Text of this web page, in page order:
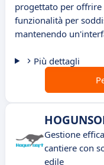
progettato per
funzionalità per
mantenendo
Più dettagli
Gestione
cantiere con
edile